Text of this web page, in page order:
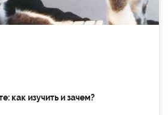
как изучить и зачем?